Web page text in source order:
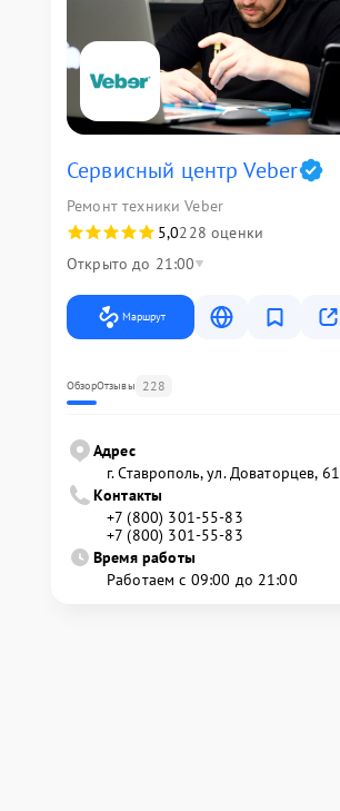
Сервисный центр Veber
Ремонт техники Veber
5,0228 оценки
Открыто до 21:00
Маршрут
ОбзорОтзывы 228
Адрес
г. Ставрополь, ул. Доваторцев, 61
Контакты
+7 (800) 301-55-83
+7 (800) 301-55-83
Время работы
Работаем с 09:00 до 21:00